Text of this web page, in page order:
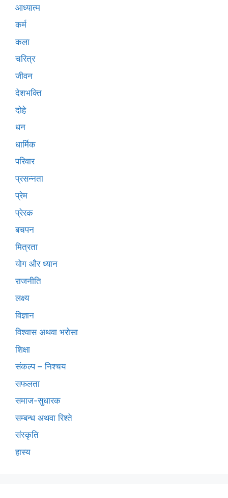
आध्यात्म
कर्म
कला
चरित्र
जीवन
देशभक्ति
दोहे
धन
धार्मिक
परिवार
प्रसन्नता
प्रेम
प्रेरक
बचपन
मित्रता
योग और ध्यान
राजनीति
लक्ष्य
विज्ञान
विश्वास अथवा भरोसा
शिक्षा
संकल्प – निश्चय
सफलता
समाज-सुधारक
सम्बन्ध अथवा रिश्ते
संस्कृति
हास्य